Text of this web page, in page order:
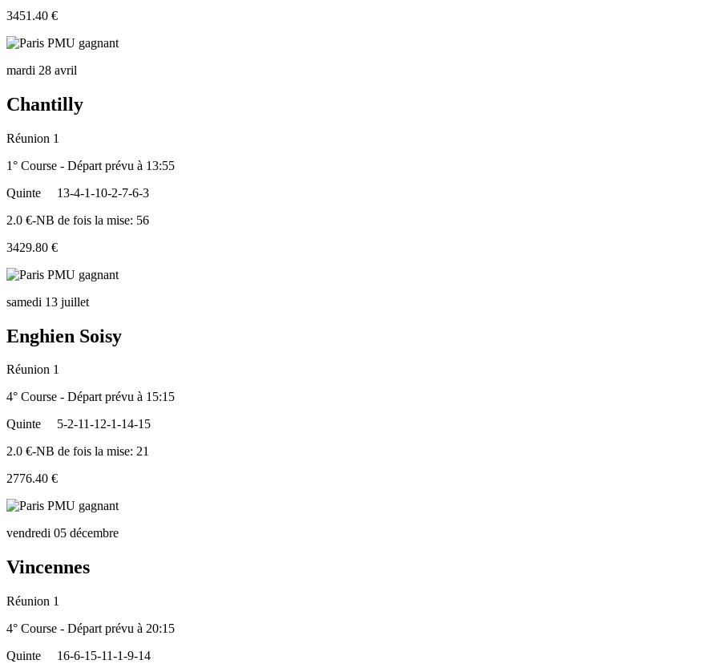
3451.40 €
mardi 28 avril
Chantilly
Réunion 1
1° Course - Départ prévu à 13:55
Quinte
13-4-1-10-2-7-6-3
2.0 €-NB de fois la mise: 56
3429.80 €
samedi 13 juillet
Enghien Soisy
Réunion 1
4° Course - Départ prévu à 15:15
Quinte
5-2-11-12-1-14-15
2.0 €-NB de fois la mise: 21
2776.40 €
vendredi 05 décembre
Vincennes
Réunion 1
4° Course - Départ prévu à 20:15
Quinte
16-6-15-11-1-9-14